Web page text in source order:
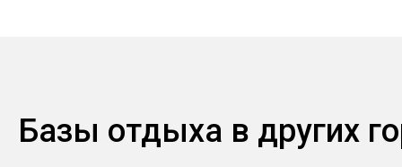
Базы отдыха в других